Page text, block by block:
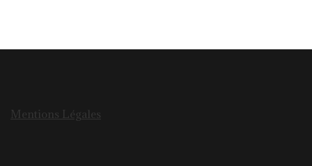
Mentions Légales